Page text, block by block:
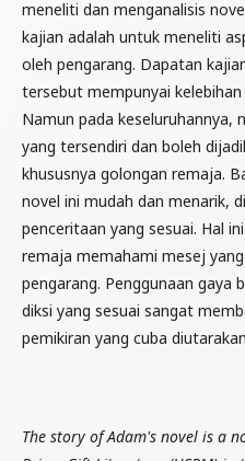
meneliti dan menganalisis
kajian adalah untuk meneliti
oleh pengarang. Dapatan
tersebut mempunyai
Namun pada keseluruhannya,
yang tersendiri dan boleh
khususnya golongan remaja.
novel ini mudah dan menarik,
penceritaan yang sesuai. Hal
remaja memahami mesej
pengarang. Penggunaan gaya
diksi yang sesuai sangat
pemikiran yang cuba
The story of Adam's novel is a